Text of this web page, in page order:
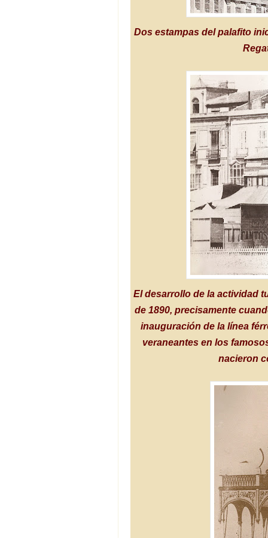
Dos estampas del palafito
El desarrollo de la actividad
de 1890, precisamente
inauguración de la línea
veraneantes en los
nacieron